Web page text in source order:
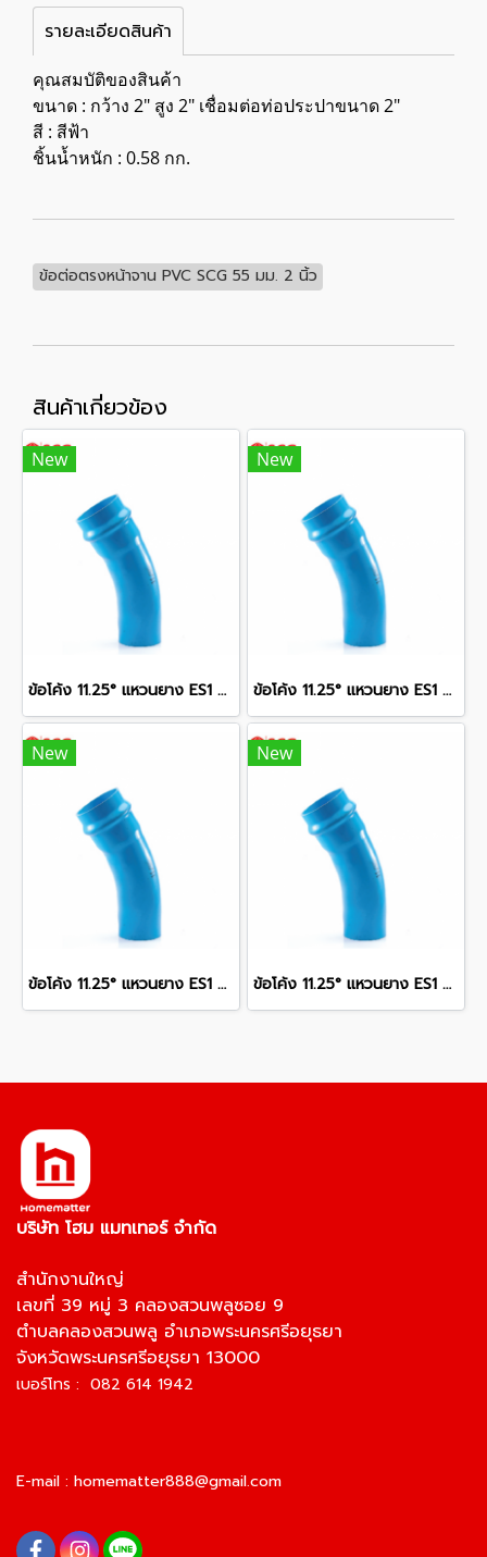
รายละเอียดสินค้า
คุณสมบัติของสินค้า
ขนาด : กว้าง 2" สูง 2" เชื่อมต่อท่อประปาขนาด 2"
สี : สีฟ้า
ชิ้นน้ำหนัก : 0.58 กก.
ข้อต่อตรงหน้าจาน PVC SCG 55 มม. 2 นิ้ว
สินค้าเกี่ยวข้อง
New
ข้อโค้ง 11.25° แหวนยาง ES1 SCG ขนาด 300 มม. (12 นิ้ว ) ชั้น 13.5
New
ข้อโค้ง 11.25° แหวนยาง ES1 SCG ขนาด 350 มม. (14 นิ้ว ) ชั้น 13.5
New
ข้อโค้ง 11.25° แหวนยาง ES1 SCG ขนาด 400 มม. (16 นิ้ว ) ชั้น 13.5
New
ข้อโค้ง 11.25° แหวนยาง ES1 SCG ขนาด 250 มม. (10 นิ้ว ) ชั้น 13.5
บริษัท โฮม แมทเทอร์ จำกัด
สำนักงานใหญ่
เลขที่ 39 หมู่ 3 คลองสวนพลูซอย 9
ตำบลคลองสวนพลู อำเภอพระนครศรีอยุธยา
จังหวัดพระนครศรีอยุธยา 13000
เบอร์โทร : 082 614 1942
E-mail : homematter888@gmail.com